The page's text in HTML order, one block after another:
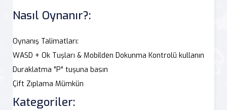
Nasıl Oynanır?:
Oynanış Talimatları:
WASD + Ok Tuşları & Mobilden Dokunma Kontrolü kullanın
Duraklatma "P" tuşuna basın
Çift Zıplama Mümkün
Kategoriler: